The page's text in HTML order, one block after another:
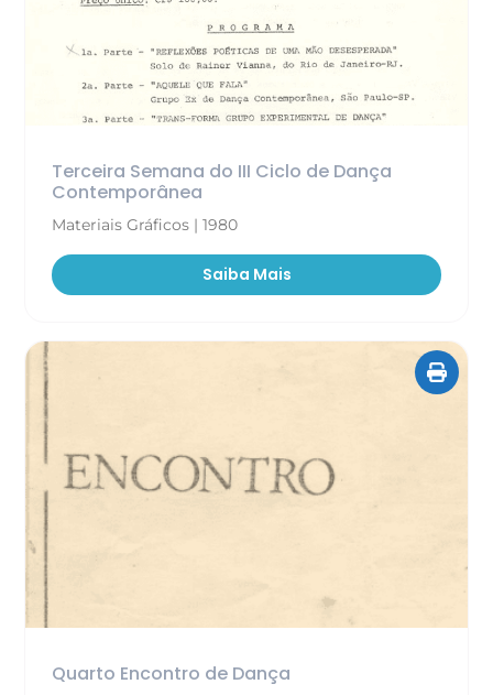
Terceira Semana do III Ciclo de Dança
Contemporânea
Materiais Gráficos | 1980
Saiba Mais
Quarto Encontro de Dança